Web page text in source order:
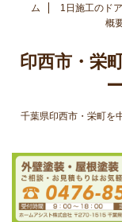
ム
1日施工のド
概
印西市・栄
千葉県印西市・栄町を